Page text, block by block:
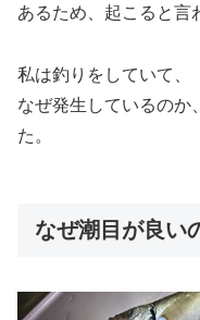
あるため、起こると言
私は釣りをしていて、
なぜ発生しているのか
た。
なぜ潮目が良い